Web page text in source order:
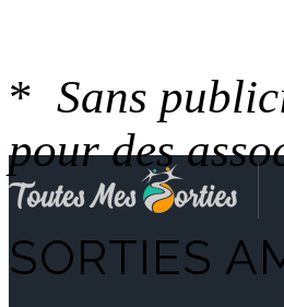
* Sans
pour des
SORTIES